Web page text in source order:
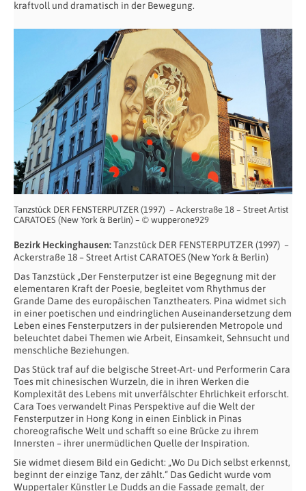
kraftvoll und dramatisch in der Bewegung.
Tanzstück DER FENSTERPUTZER (1997) – Ackerstraße 18 – Street Artist
CARATOES (New York & Berlin) – © wupperone929
Bezirk Heckinghausen:Tanzstück DER FENSTERPUTZER (1997) –
Ackerstraße 18 – Street Artist CARATOES (New York & Berlin)
Das Tanzstück „Der Fensterputzer ist eine Begegnung mit der
elementaren Kraft der Poesie, begleitet vom Rhythmus der
Grande Dame des europäischen Tanztheaters. Pina widmet sich
in einer poetischen und eindringlichen Auseinandersetzung dem
Leben eines Fensterputzers in der pulsierenden Metropole und
beleuchtet dabei Themen wie Arbeit, Einsamkeit, Sehnsucht und
menschliche Beziehungen.
Das Stück traf auf die belgische Street-Art- und Performerin Cara
Toes mit chinesischen Wurzeln, die in ihren Werken die
Komplexität des Lebens mit unverfälschter Ehrlichkeit erforscht.
Cara Toes verwandelt Pinas Perspektive auf die Welt der
Fensterputzer in Hong Kong in einen Einblick in Pinas
choreografische Welt und schafft so eine Brücke zu ihrem
Innersten – ihrer unermüdlichen Quelle der Inspiration.
Sie widmet diesem Bild ein Gedicht: „Wo Du Dich selbst erkennst,
beginnt der einzige Tanz, der zählt.“ Das Gedicht wurde vom
Wuppertaler Künstler Le Dudds an die Fassade gemalt, der